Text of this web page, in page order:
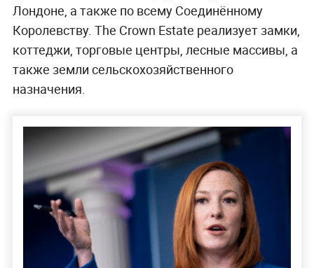
Лондоне, а также по всему Соединённому
Королевству. The Crown Estate реализует замки,
коттеджи, торговые центры, лесные массивы, а
также земли сельскохозяйственного
назначения.